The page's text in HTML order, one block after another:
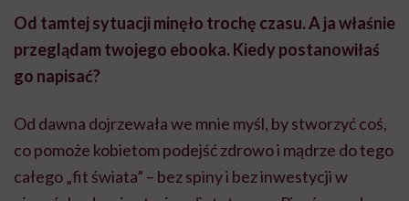
Od tamtej sytuacji minęło trochę czasu. A ja właśnie
przeglądam twojego ebooka. Kiedy postanowiłaś
go napisać?
Od dawna dojrzewała we mnie myśl, by stworzyć coś,
co pomoże kobietom podejść zdrowo i mądrze do tego
całego „fit świata” – bez spiny i bez inwestycji w